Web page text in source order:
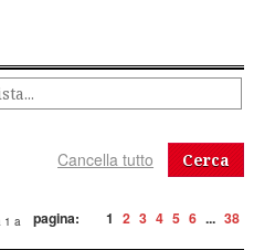
Cerca
pagina: 1 2 3 4 5 6 ... 38
1 a